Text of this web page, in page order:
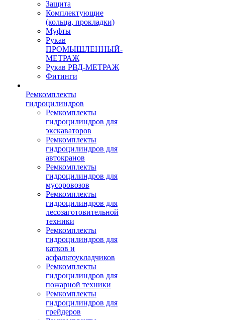
Защита
Комплектующие
(кольца, прокладки)
Муфты
Рукав
ПРОМЫШЛЕННЫЙ-
МЕТРАЖ
Рукав РВД-МЕТРАЖ
Фитинги
Ремкомплекты
гидроцилиндров
Ремкомплекты
гидроцилиндров для
экскаваторов
Ремкомплекты
гидроцилиндров для
автокранов
Ремкомплекты
гидроцилиндров для
мусоровозов
Ремкомплекты
гидроцилиндров для
лесозаготовительной
техники
Ремкомплекты
гидроцилиндров для
катков и
асфальтоукладчиков
Ремкомплекты
гидроцилиндров для
пожарной техники
Ремкомплекты
гидроцилиндров для
грейдеров